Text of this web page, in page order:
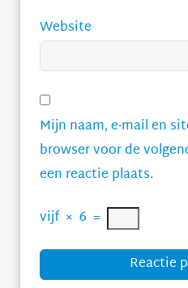
Website
Mijn naam, e-mail en
browser voor de
een reactie plaats.
vijf × 6 =
Reactie